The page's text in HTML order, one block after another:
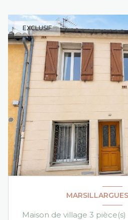
EXCLUSIF